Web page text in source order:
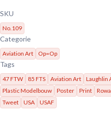
SKU
No.109
Categorie
Aviation Art Op=Op
Tags
47 FTW 85 FTS Aviation Art Laughlin
Plastic Modelbouw
Poster Print
Tweet
USA USAF